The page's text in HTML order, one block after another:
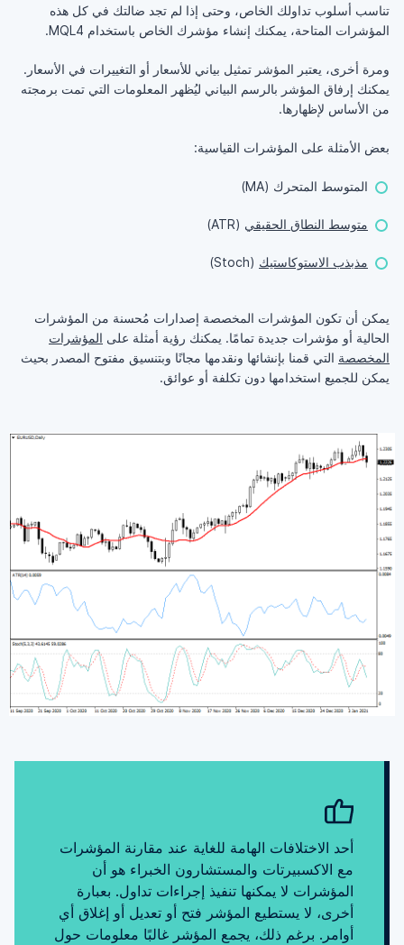
تناسب أسلوب تداولك الخاص، وحتى إذا لم تجد ضالتك في كل هذه
المؤشرات المتاحة، يمكنك إنشاء مؤشرك الخاص باستخدام MQL4.
ومرة أخرى، يعتبر المؤشر تمثيل بياني للأسعار أو التغييرات في الأسعار.
يمكنك إرفاق المؤشر بالرسم البياني ليُظهر المعلومات التي تمت برمجته
من الأساس لإظهارها.
بعض الأمثلة على المؤشرات القياسية:
المتوسط المتحرك (MA)
متوسط النطاق الحقيقي (ATR)
مذبذب الاستوكاستيك (Stoch)
يمكن أن تكون المؤشرات المخصصة إصدارات مُحسنة من المؤشرات
الحالية أو مؤشرات جديدة تمامًا. يمكنك رؤية أمثلة على المؤشرات
المخصصة التي قمنا بإنشائها ونقدمها مجانًا وبتنسيق مفتوح المصدر بحيث
يمكن للجميع استخدامها دون تكلفة أو عوائق.
أحد الاختلافات الهامة للغاية عند مقارنة المؤشرات
مع الاكسبيرتات والمستشارون الخبراء هو أن
المؤشرات لا يمكنها تنفيذ إجراءات تداول. بعبارة
أخرى، لا يستطيع المؤشر فتح أو تعديل أو إغلاق أي
أوامر. برغم ذلك، يجمع المؤشر غالبًا معلومات حول